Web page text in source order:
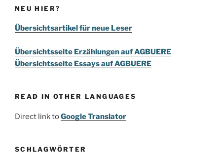
NEU HIER?
Übersichtsartikel für neue Leser
Übersichtsseite Erzählungen auf AGBUERE
Übersichtsseite Essays auf AGBUERE
READ IN OTHER LANGUAGES
Direct link toGoogle Translator
SCHLAGWÖRTER